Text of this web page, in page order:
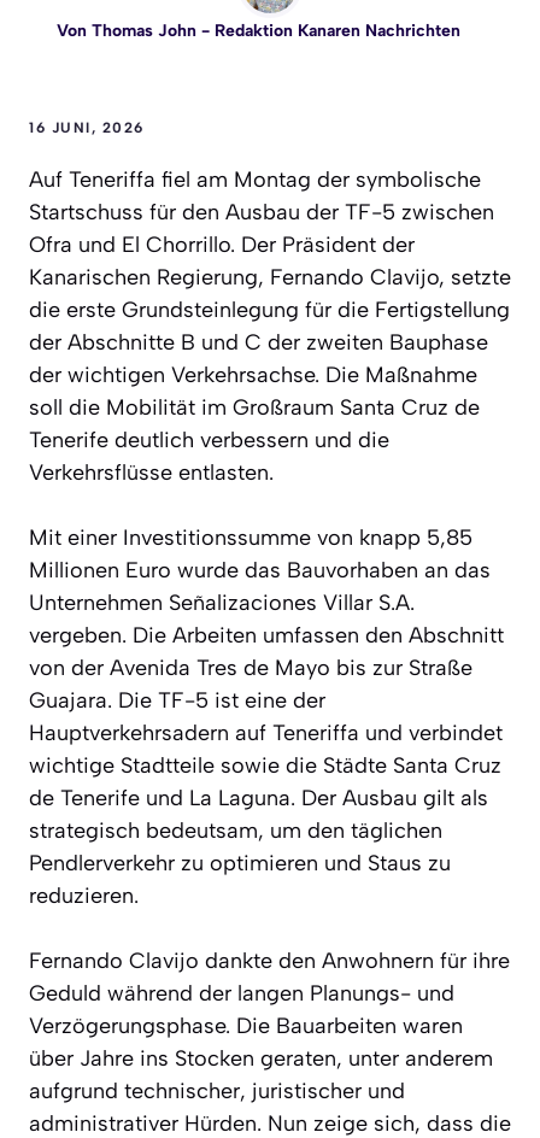
Von Thomas John- Redaktion Kanaren Nachrichten
16 JUNI, 2026
Auf Teneriffa fiel am Montag der symbolische
Startschuss für den Ausbau der TF-5 zwischen
Ofra und El Chorrillo. Der Präsident der
Kanarischen Regierung, Fernando Clavijo, setzte
die erste Grundsteinlegung für die Fertigstellung
der Abschnitte B und C der zweiten Bauphase
der wichtigen Verkehrsachse. Die Maßnahme
soll die Mobilität im Großraum Santa Cruz de
Tenerife deutlich verbessern und die
Verkehrsflüsse entlasten.
Mit einer Investitionssumme von knapp 5,85
Millionen Euro wurde das Bauvorhaben an das
Unternehmen Señalizaciones Villar S.A.
vergeben. Die Arbeiten umfassen den Abschnitt
von der Avenida Tres de Mayo bis zur Straße
Guajara. Die TF-5 ist eine der
Hauptverkehrsadern auf Teneriffa und verbindet
wichtige Stadtteile sowie die Städte Santa Cruz
de Tenerife und La Laguna. Der Ausbau gilt als
strategisch bedeutsam, um den täglichen
Pendlerverkehr zu optimieren und Staus zu
reduzieren.
Fernando Clavijo dankte den Anwohnern für ihre
Geduld während der langen Planungs- und
Verzögerungsphase. Die Bauarbeiten waren
über Jahre ins Stocken geraten, unter anderem
aufgrund technischer, juristischer und
administrativer Hürden. Nun zeige sich, dass die